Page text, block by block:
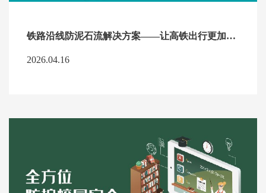
铁路沿线防泥石流解决方案——让高铁出行更加安全
2026.04.16